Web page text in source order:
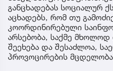
განცხადებას სოციალურ
აცხადებს, რომ თუ
კოორდინირებული
არსებობა, საქმე
შეეხება და შესაძლოა,
პროვოცირების